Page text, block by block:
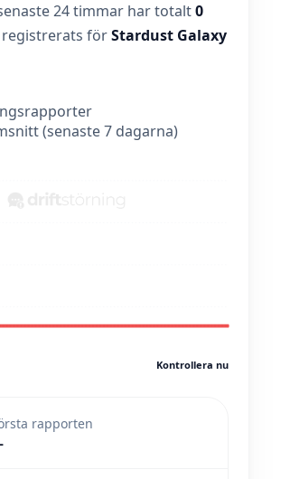
24 timmar har totalt0
registrerats förStardust Galaxy
(senaste 7 dagarna)
Kontrollera nu
rapporten